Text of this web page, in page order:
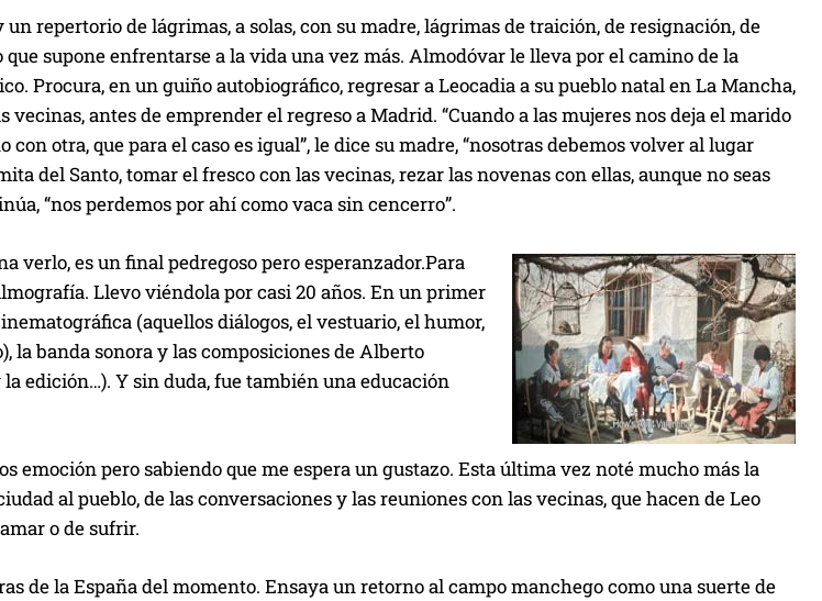
n
t
a
r
o
d
m
i
n
u
i
r
e
l
v
u
repertorio de lágrimas, a solas, con su madre, lágrimas de traición, de resignación, de
supone enfrentarse a la vida una vez más. Almodóvar le lleva por el camino de la
Procura, en un guiño autobiográfico, regresar a Leocadia a su pueblo natal en La Mancha,
vecinas, antes de emprender el regreso a Madrid. “Cuando a las mujeres nos deja el marido
con otra, que para el caso es igual”, le dice su madre, “nosotras debemos volver al lugar
del Santo, tomar el fresco con las vecinas, rezar las novenas con ellas, aunque no seas
“nos perdemos por ahí como vaca sin cencerro”.
verlo, es un final pedregoso pero esperanzador.Para
Llevo viéndola por casi 20 años. En un primer
(aquellos diálogos, el vestuario, el humor,
la banda sonora y las composiciones de Alberto
edición…). Y sin duda, fue también una educación
emoción pero sabiendo que me espera un gustazo. Esta última vez noté mucho más la
al pueblo, de las conversaciones y las reuniones con las vecinas, que hacen de Leo
o de sufrir.
de la España del momento. Ensaya un retorno al campo manchego como una suerte de